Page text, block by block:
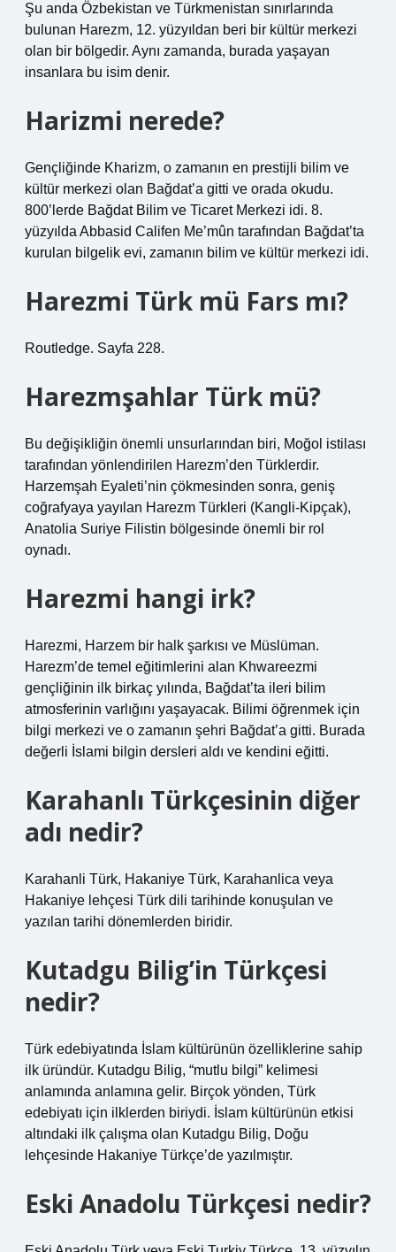
Şu anda Özbekistan ve Türkmenistan sınırlarında
bulunan Harezm, 12. yüzyıldan beri bir kültür merkezi
olan bir bölgedir. Aynı zamanda, burada yaşayan
insanlara bu isim denir.
Harizmi nerede?
Gençliğinde Kharizm, o zamanın en prestijli bilim ve
kültür merkezi olan Bağdat’a gitti ve orada okudu.
800’lerde Bağdat Bilim ve Ticaret Merkezi idi. 8.
yüzyılda Abbasid Califen Me’mûn tarafından Bağdat’ta
kurulan bilgelik evi, zamanın bilim ve kültür merkezi idi.
Harezmi Türk mü Fars mı?
Routledge. Sayfa 228.
Harezmşahlar Türk mü?
Bu değişikliğin önemli unsurlarından biri, Moğol istilası
tarafından yönlendirilen Harezm’den Türklerdir.
Harzemşah Eyaleti’nin çökmesinden sonra, geniş
coğrafyaya yayılan Harezm Türkleri (Kangli-Kipçak),
Anatolia Suriye Filistin bölgesinde önemli bir rol
oynadı.
Harezmi hangi irk?
Harezmi, Harzem bir halk şarkısı ve Müslüman.
Harezm’de temel eğitimlerini alan Khwareezmi
gençliğinin ilk birkaç yılında, Bağdat’ta ileri bilim
atmosferinin varlığını yaşayacak. Bilimi öğrenmek için
bilgi merkezi ve o zamanın şehri Bağdat’a gitti. Burada
değerli İslami bilgin dersleri aldı ve kendini eğitti.
Karahanlı Türkçesinin diğer
adı nedir?
Karahanli Türk, Hakaniye Türk, Karahanlica veya
Hakaniye lehçesi Türk dili tarihinde konuşulan ve
yazılan tarihi dönemlerden biridir.
Kutadgu Bilig’in Türkçesi
nedir?
Türk edebiyatında İslam kültürünün özelliklerine sahip
ilk üründür. Kutadgu Bilig, “mutlu bilgi” kelimesi
anlamında anlamına gelir. Birçok yönden, Türk
edebiyatı için ilklerden biriydi. İslam kültürünün etkisi
altındaki ilk çalışma olan Kutadgu Bilig, Doğu
lehçesinde Hakaniye Türkçe’de yazılmıştır.
Eski Anadolu Türkçesi nedir?